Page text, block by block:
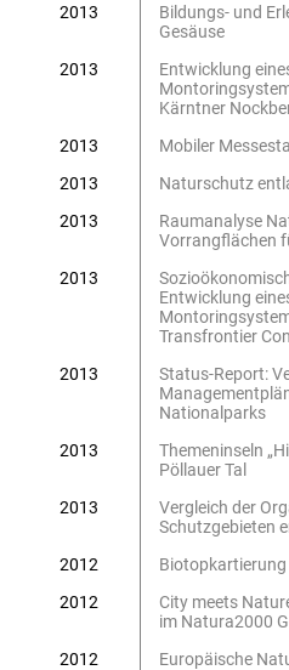
2013
Bildungs- und
Gesäuse
2013
Entwicklung
Kärntner
2013
Mobiler
2013
Naturschutz
2013
Raumanalyse
Vorrangflächen
2013
Entwicklung
Transfrontier
2013
Status-Report:
Nationalparks
2013
Themeninseln
Pöllauer Tal
2013
Vergleich der
Schutzgebieten
2012
2012
City meets
im Natura2000
2012
Europäische